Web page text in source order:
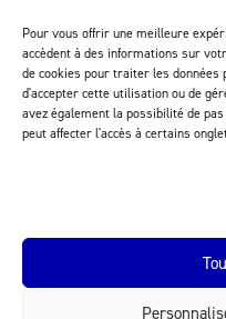
Pour vous offrir une meilleure
accèdent à des informations sur
de cookies pour traiter les données
d'accepter cette utilisation ou de
avez également la possibilité de
peut affecter l'accès à certains